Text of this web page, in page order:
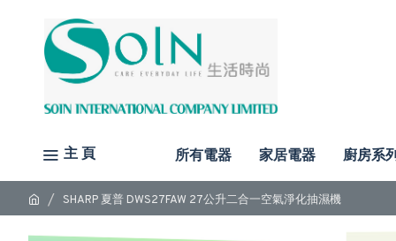
主 頁 所有電器 家居電器 廚房系
SHARP 夏普 DWS27FAW 27公升二合一空氣淨化抽濕機